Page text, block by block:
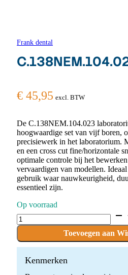
Frank dental
€ 45,95 excl. BTW
De C.138NEM.104.023
hoogwaardige set van vijf boren,
precisiewerk in het laboratorium.
en een cross cut fine/horizontale
optimale controle bij het
vervaardigen van modellen.
gebruik waar nauwkeurigheid,
essentieel zijn.
Op voorraad
C.138NEM.104.023
x
boren
quantity
Toevoegen aan
Kenmerken